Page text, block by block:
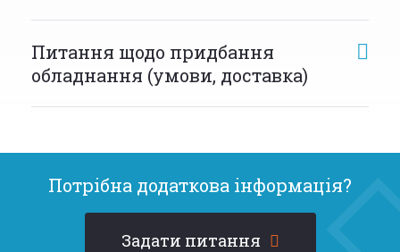
Питання щодо придбання
обладнання (умови, доставка)
Потрібна додаткова інформація?
Задати питання